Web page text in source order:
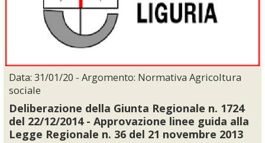
Data: 31/01/20 - Argomento: Normativa Agricoltura
sociale
Deliberazione della Giunta Regionale n. 1724
del 22/12/2014 - Approvazione linee guida alla
Legge Regionale n. 36 del 21 novembre 2013